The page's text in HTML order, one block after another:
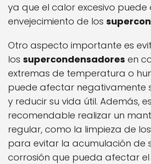
ya que el calor excesivo puede
envejecimiento de los
Otro aspecto importante es
los supercondensadores en
extremas de temperatura o
puede afectar negativamente
y reducir su vida útil. Además, es
recomendable realizar un
regular, como la limpieza de
para evitar la acumulación de
corrosión que pueda afectar el